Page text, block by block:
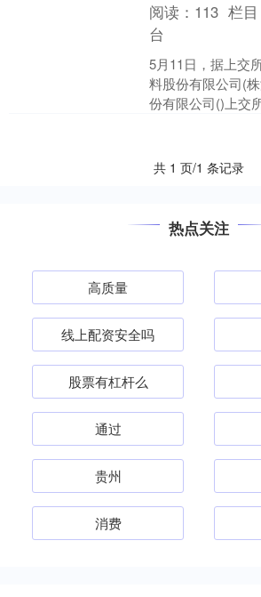
阅读： 113 栏目
台
5月11日，据上交
料股份有限公司(
份有限公司()上交
共 1 页/1 条记录
热点关注
高质量
线上配资安全吗
股票有杠杆么
通过
贵州
消费